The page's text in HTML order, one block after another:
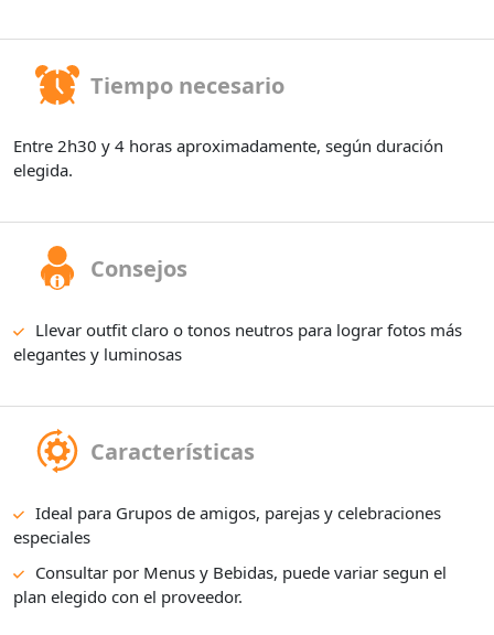
Tiempo necesario
Entre 2h30 y 4 horas aproximadamente, según duración
elegida.
Consejos
Llevar outfit claro o tonos neutros para lograr fotos más
elegantes y luminosas
Características
Ideal para Grupos de amigos, parejas y celebraciones
especiales
Consultar por Menus y Bebidas, puede variar segun el
plan elegido con el proveedor.